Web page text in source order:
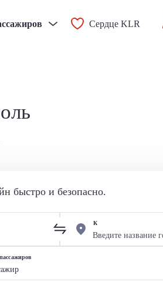
Сердце KLR
быстро и безопасно.
К